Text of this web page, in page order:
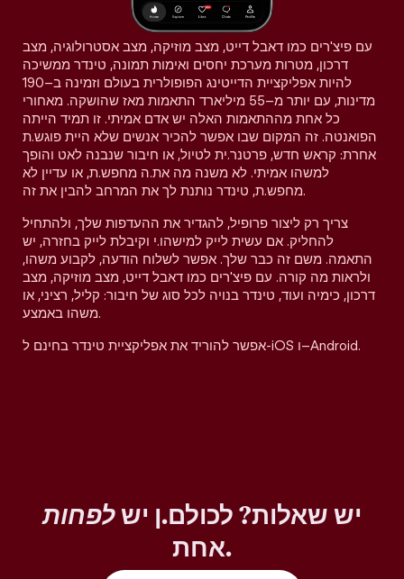
עם פיצ'רים כמו דאבל דייט, מצב מוזיקה, מצב אסטרולוגיה, מצב
דרכון, מטרות מערכת יחסים ואימות תמונה, טינדר ממשיכה
להיות אפליקציית הדייטינג הפופולרית בעולם וזמינה ב–190
מדינות, עם יותר מ–55 מיליארד התאמות מאז שהושקה. מאחורי
כל אחת מההתאמות האלה יש אדם אמיתי. זו תמיד הייתה
הפואנטה. זה המקום שבו אפשר להכיר אנשים שלא היית פוגש.ת
אחרת: קראש חדש, פרטנר.ית לטיול, או חיבור שנבנה לאט והופך
למשהו אמיתי. לא משנה מה את.ה מחפש.ת, או עדיין לא
מחפש.ת, טינדר נותנת לך את המרחב להבין את זה.
צריך רק ליצור פרופיל, להגדיר את ההעדפות שלך, ולהתחיל
להחליק. אם עשית לייק למישהו.י וקיבלת לייק בחזרה, יש
התאמה. משם זה כבר שלך. אפשר לשלוח הודעה, לקבוע משהו,
ולראות מה קורה. עם פיצ'רים כמו דאבל דייט, מצב מוזיקה, מצב
דרכון, כימיה ועוד, טינדר בנויה לכל סוג של חיבור: קליל, רציני, או
משהו באמצע.
אפשר להוריד את אפליקציית טינדר בחינם ל-iOS ו–Android.
יש שאלות? לכולם.ן ישלפחות
אחת.